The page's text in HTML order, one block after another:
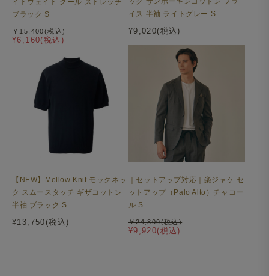
イトウェイト クール ストレッチ
ブラック S
¥6,160(税込)
￥15,400(税込)
イス 半袖 ライトグレー S
¥9,020(税込)
【NEW】Mellow Knit モックネッ
ク スムースタッチ ギザコットン
半袖 ブラック S
¥13,750(税込)
｜セットアップ対応｜楽ジャケ セ
ットアップ（Palo Alto）チャコー
ル S
¥9,920(税込)
￥24,800(税込)